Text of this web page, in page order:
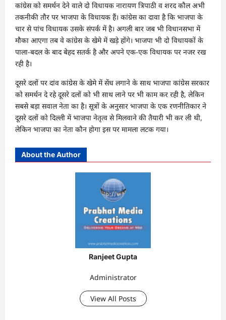
कांग्रेस को समर्थन देने वाले दो विधायक नारायण त्रिपाठी व शरद कौल अभी
तकनीकी तौर पर भाजपा के विधायक हैं। कांग्रेस का दावा है कि भाजपा के
चार से पांच विधायक उसके संपर्क में है। अगली बार जब भी विधानसभा में
मौका आएगा तब वे कांग्रेस के खेमे में खड़े होंगे। भाजपा भी दो विधायकों के
पाला-बदल के बाद बेहद सतर्क है और अपने एक-एक विधायक पर नजर रख
रही है।
दूसरे दलों पर दांव कांग्रेस के खेमे में सेंध लगाने के साथ भाजपा कांग्रेस सरकार
को समर्थन दे रहे दूसरे दलों को भी साथ लाने पर भी काम कर रही है, लेकिन
सबसे बड़ा सवाल नेता का है। सूत्रों के अनुसार भाजपा के एक रणनीतिकार ने
दूसरे दलों को दिल्ली में भाजपा नेतृत्व से मिलवाने की तैयारी भी कर ली थी,
लेकिन भाजपा का नेता कौन होगा इस पर मामला लटक गया।
About the Author
Ranjeet Gupta
Administrator
View All Posts